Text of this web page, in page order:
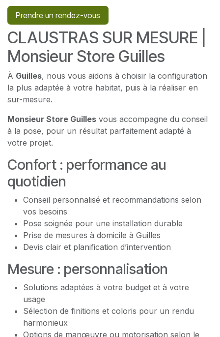
Prendre un rendez-vous
CLAUSTRAS SUR MESURE |
Monsieur Store Guilles
À Guilles, nous vous aidons à choisir la configuration
la plus adaptée à votre habitat, puis à la réaliser en
sur-mesure.
Monsieur Store Guilles vous accompagne du conseil
à la pose, pour un résultat parfaitement adapté à
votre projet.
Confort : performance au
quotidien
Conseil personnalisé et recommandations selon
vos besoins
Pose soignée pour une installation durable
Prise de mesures à domicile à Guilles
Devis clair et planification d’intervention
Mesure : personnalisation
Solutions adaptées à votre budget et à votre
usage
Sélection de finitions et coloris pour un rendu
harmonieux
Options de manœuvre ou motorisation selon le